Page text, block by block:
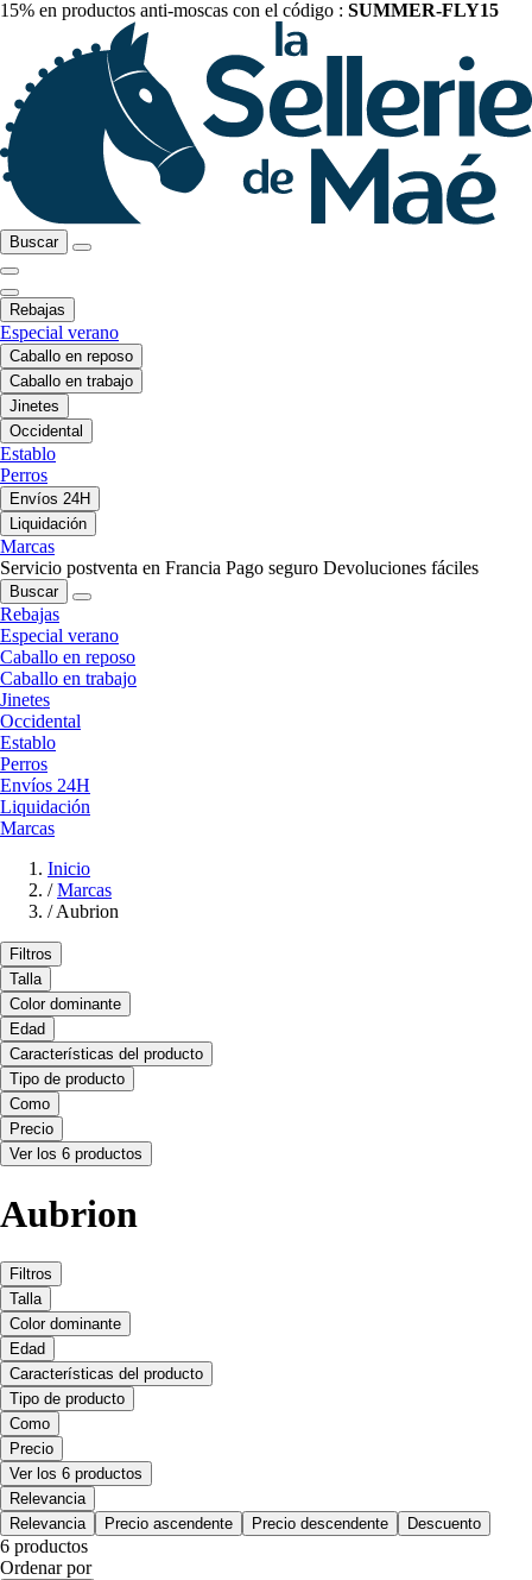
15% en productos anti-moscas con el código : SUMMER-FLY15
Buscar
Rebajas
Especial verano
Caballo en reposo
Caballo en trabajo
Jinetes
Occidental
Establo
Perros
Envíos 24H
Liquidación
Marcas
Servicio postventa en Francia Pago seguro Devoluciones fáciles
Buscar
Rebajas
Especial verano
Caballo en reposo
Caballo en trabajo
Jinetes
Occidental
Establo
Perros
Envíos 24H
Liquidación
Marcas
Inicio
/ Marcas
/ Aubrion
Filtros
Talla
Color dominante
Edad
Características del producto
Tipo de producto
Como
Precio
Ver los 6 productos
Aubrion
Filtros
Talla
Color dominante
Edad
Características del producto
Tipo de producto
Como
Precio
Ver los 6 productos
Relevancia
Relevancia
Precio ascendente Precio descendente Descuento
6 productos
Ordenar por